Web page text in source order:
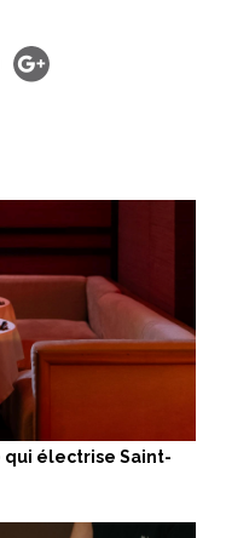
qui électrise Saint-